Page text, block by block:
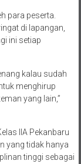
para peserta.
di lapangan,
ini setiap
kalau sudah
menghirup
yang lain,”
IIA Pekanbaru
yang tidak hanya
tinggi sebagai